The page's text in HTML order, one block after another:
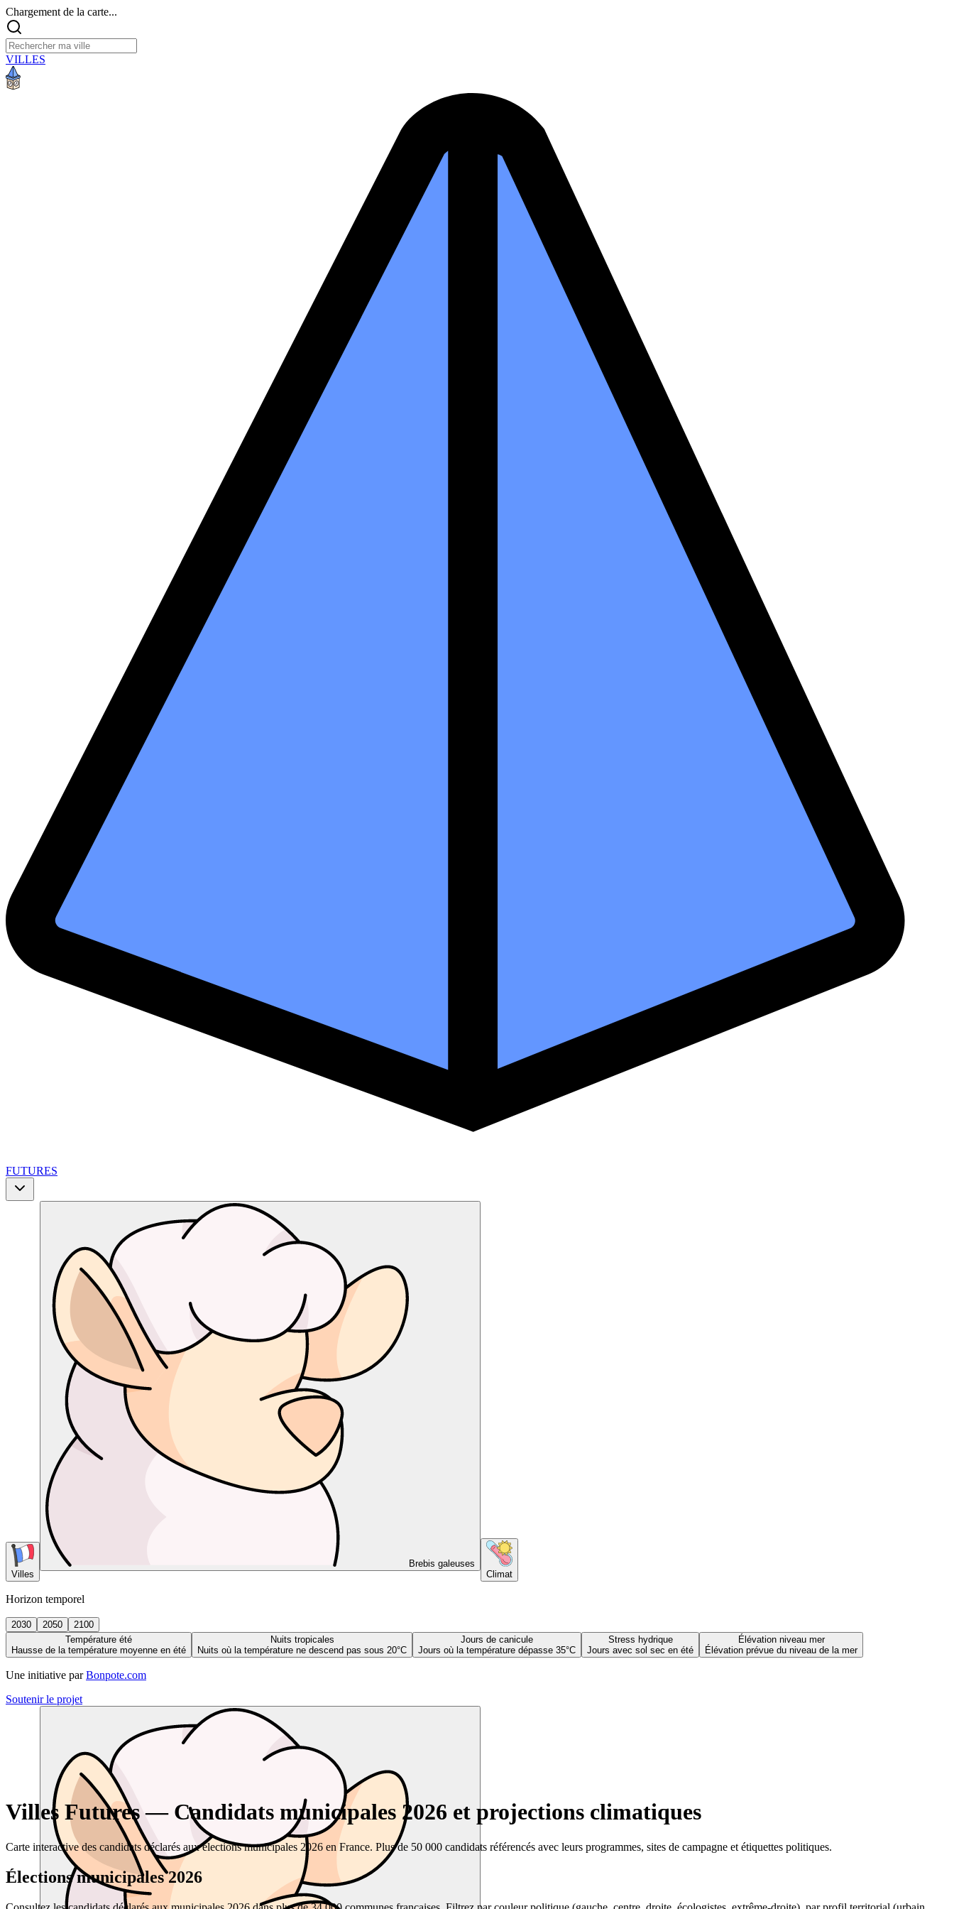
Chargement de la carte...
VILLES
FUTURES
Villes
Brebis galeuses
Climat
Horizon temporel
2030 2050
2100
Température été
Hausse de la température moyenne en été
Nuits tropicales
Nuits où la température ne descend pas sous 20°C
Jours de canicule
Jours où la température dépasse 35°C
Stress hydrique
Jours avec sol sec en été
Élévation niveau mer
Élévation prévue du niveau de la mer
Une initiative par Bonpote.com
Soutenir le projet
Villes Futures — Candidats municipales 2026 et projections climatiques
Carte interactive des candidats déclarés aux élections municipales 2026 en France. Plus de 50 000 candidats référencés avec leurs programmes, sites de campagne et étiquettes politiques.
Élections municipales 2026